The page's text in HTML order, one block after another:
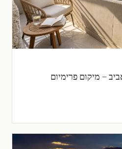
– מיקום פרימיום